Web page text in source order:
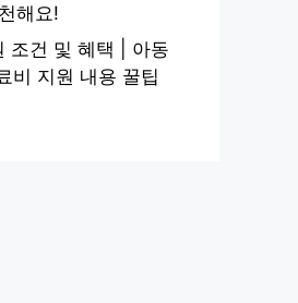
해요!
조건 및 혜택 | 아동
비 지원 내용 꿀팁